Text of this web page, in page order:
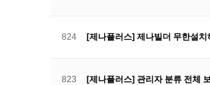
824 [제나플러스] 제나빌더 무한설치
823 [제나플러스] 관리자 분류 전체